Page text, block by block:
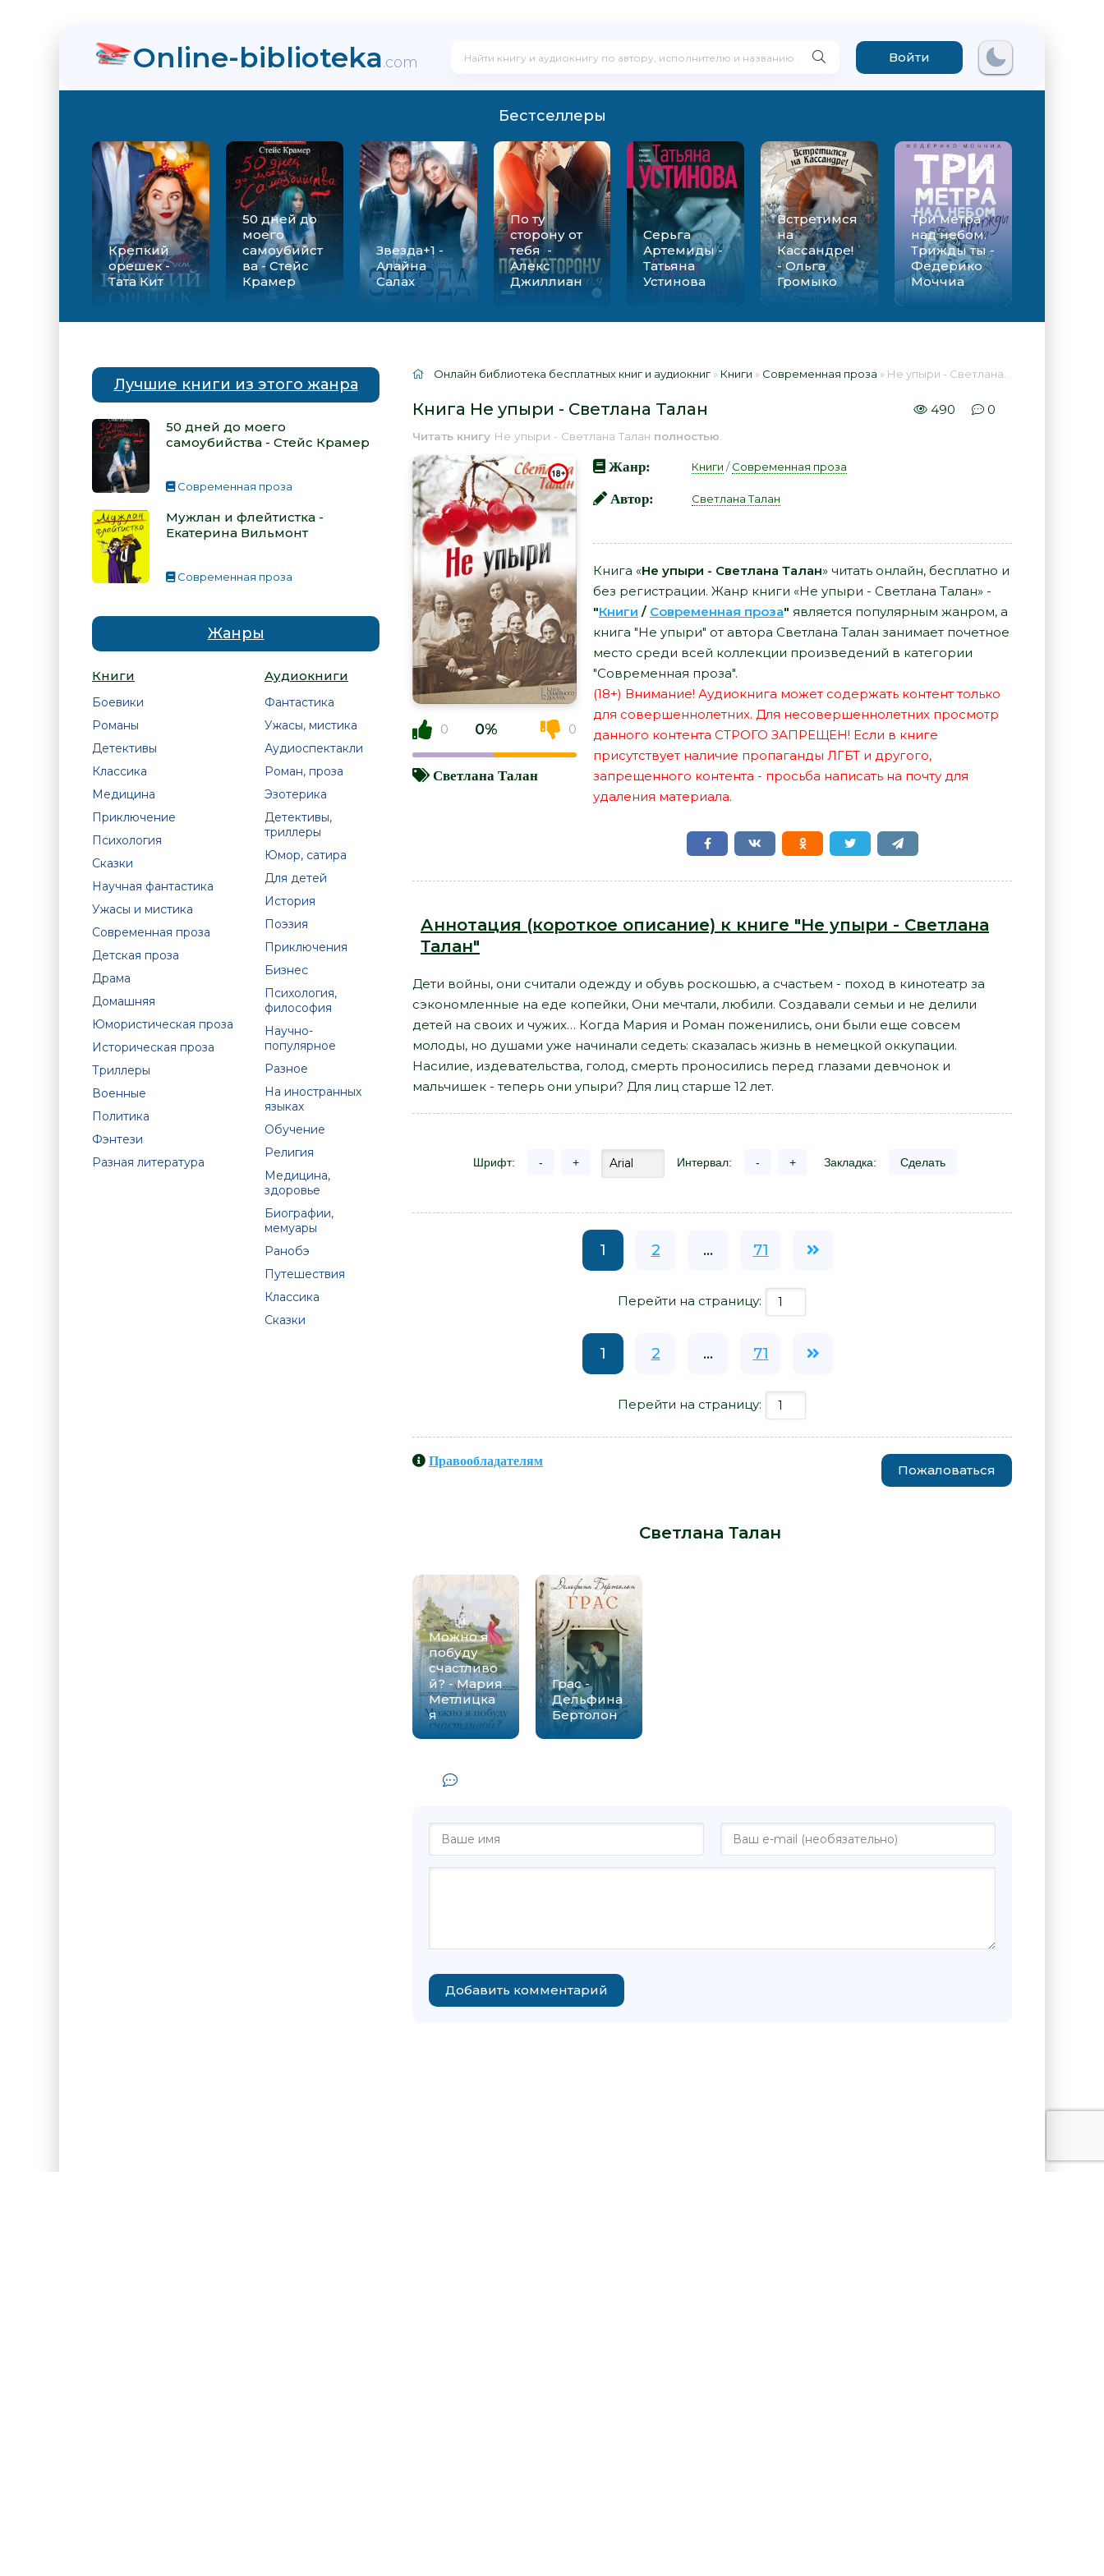
Online-biblioteka.com Войти
Бестселлеры
Крепкий
орешек -
Тата Кит
50 дней до
моего
самоубийст
ва - Стейс
Крамер
Звезда+1 -
Алайна
Салах
По ту
сторону от
тебя -
Алекс
Джиллиан
Серьга
Артемиды -
Татьяна
Устинова
Встретимся
на
Кассандре!
- Ольга
Громыко
Три метра
над небом.
Трижды ты -
Федерико
Моччиа
Лучшие книги из этого жанра
50 дней до моего
самоубийства - Стейс Крамер
Современная проза
Мужлан и флейтистка -
Екатерина Вильмонт
Современная проза
Жанры
Книги
Боевики
Романы
Детективы
Классика
Медицина
Приключение
Психология
Сказки
Научная фантастика
Ужасы и мистика
Современная проза
Детская проза
Драма
Домашняя
Юмористическая проза
Историческая проза
Триллеры
Военные
Политика
Фэнтези
Разная литература
Аудиокниги
Фантастика
Ужасы, мистика
Аудиоспектакли
Роман, проза
Эзотерика
Детективы,
триллеры
Юмор, сатира
Для детей
История
Поэзия
Приключения
Бизнес
Психология,
философия
Научно-
популярное
Разное
На иностранных
языках
Обучение
Религия
Медицина,
здоровье
Биографии,
мемуары
Ранобэ
Путешествия
Классика
Сказки
Онлайн библиотека бесплатных книг и аудиокниг » Книги » Современная проза » Не упыри - Светлана Талан 📕 - Книга онлайн бесплатно
Книга Не упыри - Светлана Талан 490 0
Читать книгу Не упыри - Светлана Талан полностью
0 0% 0
Светлана Талан
Жанр: Книги /Современная проза
Автор: Светлана Талан
Книга «Не упыри - Светлана Талан» читать онлайн, бесплатно и
без регистрации. Жанр книги «Не упыри - Светлана Талан» -
"Книги / Современная проза" является популярным жанром, а
книга "Не упыри" от автора Светлана Талан занимает почетное
место среди всей коллекции произведений в категории
"Современная проза".
(18+) Внимание! Аудиокнига может содержать контент только
для совершеннолетних. Для несовершеннолетних просмотр
данного контента СТРОГО ЗАПРЕЩЕН! Если в книге
присутствует наличие пропаганды ЛГБТ и другого,
запрещенного контента - просьба написать на почту для
удаления материала.
Аннотация (короткое описание) к книге "Не упыри - Светлана
Талан"
Дети войны, они считали одежду и обувь роскошью, а счастьем - поход в кинотеатр за
сэкономленные на еде копейки, Они мечтали, любили. Создавали семьи и не делили
детей на своих и чужих… Когда Мария и Роман поженились, они были еще совсем
молоды, но душами уже начинали седеть: сказалась жизнь в немецкой оккупации.
Насилие, издевательства, голод, смерть проносились перед глазами девчонок и
мальчишек - теперь они упыри? Для лиц старше 12 лет.
Шрифт: - + Интервал: - + Закладка: Сделать
1 2 ... 71
Перейти на страницу:
1 2 ... 71
Перейти на страницу:
Правообладателям
Пожаловаться
Светлана Талан
Можно я
побуду
счастливо
й? - Мария
Метлицка
я
Грас -
Дельфина
Бертолон
Добавить комментарий
Вильмонт